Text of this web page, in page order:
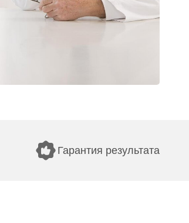
Гарантия результата